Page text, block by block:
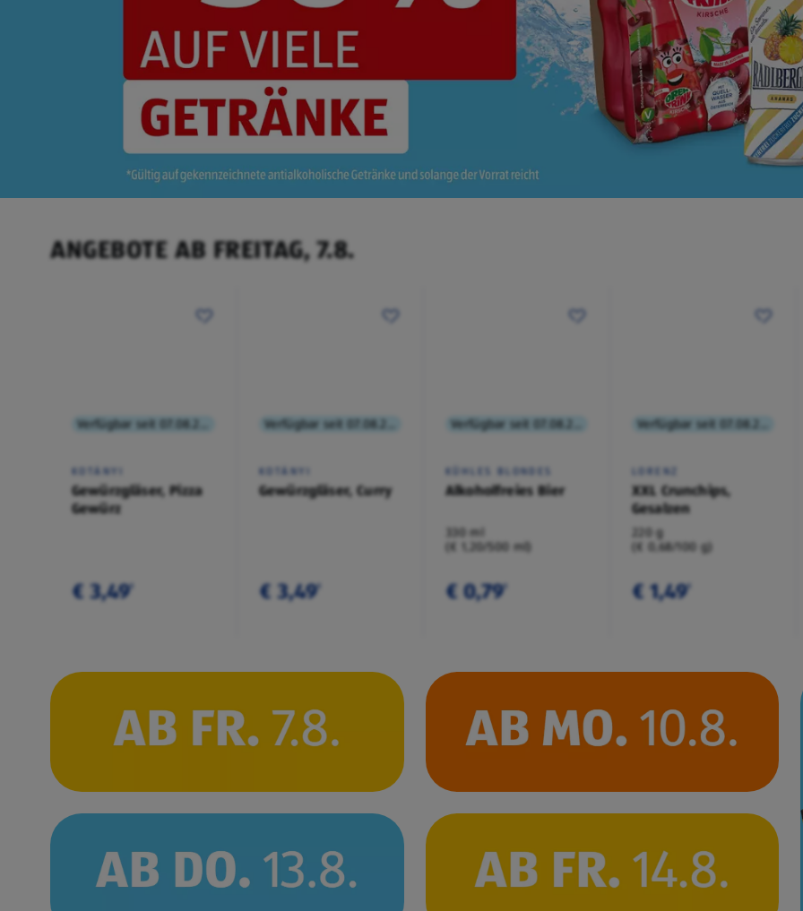
ANGEBOTE AB FREITAG, 7.8.
KOTÁNYI
Gewürzgläser, Pizza
Gewürz
€ 3,49¹
KOTÁNYI
Gewürzgläser, Curry
€ 3,49¹
KÜHLES BLONDES
Alkoholfreies Bier
330 ml
(€ 1,20/500 ml)
€ 0,79¹
LORENZ
XXL Crunchips,
Gesalzen
220 g
(€ 0,68/100 g)
€ 1,49¹